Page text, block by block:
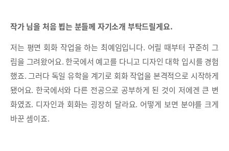
작가 님을 처음 뵙는 분들께 자기소개 부탁드릴게요.
저는 평면 회화 작업을 하는 최예임입니다. 어릴 때부터 꾸준히 그
림을 그려왔어요. 한국에서 예고를 다니고 디자인 대학 입시를 경험
했죠. 그러다 독일 유학을 계기로 회화 작업을 본격적으로 시작하게
됐어요. 한국에서와 다른 전공으로 공부하게 된 것이 저에겐 큰 변
화였죠. 디자인과 회화는 굉장히 달라요. 어떻게 보면 분야를 크게
바꾼 셈이죠.